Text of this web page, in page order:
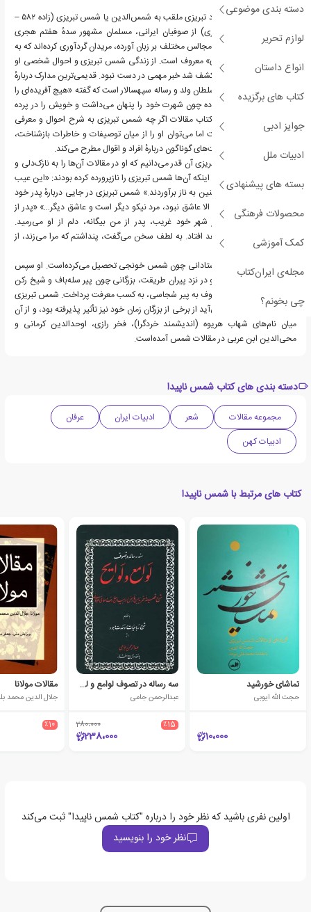
دسته بندی موضوعی
لوازم تحریر
انواع داستان
کتاب های برگزیده
جوایز ادبی
ادبیات ملل
بسته های پیشنهادی
محصولات فرهنگی
کمک آموزشی
مجله‌ی ایران‌کتاب
چی بخونم؟
محمد بن علی بن ملک‌داد تبریزی ملقب به شمس‌الدین یا شمس تبریزی (زاده ۵۸۲ –
درگذشته ۶۴۵ هجری قمری) از صوفیان ایرانی، مسلمان مشهور سدهٔ هفتم هجری
است. سخنان وی را که در مجالس مختلف بر زبان آورده، مریدان گردآوری کرده‌اند که به
نام «مقالات شمس تبریزی» معروف است. از زندگی شمس تبریزی و احوال شخصی او
تا آنگاه که مقالات شمس کشف شد خبر مهمی در دست نبود. قدیمی‌ترین مدارک دربارهٔ
شمس تبریزی، ابتدانامه سلطان ولد و رساله سپهسالار است که گفته «هیچ آفریده‌ای را
بر حال شمس اطلاعی نبوده چون شهرت خود را پنهان می‌داشت و خویش را در پرده
اسرار فرو می‌پیچید». در کتاب مقالات اگر چه شمس تبریزی به شرح احوال و معرفی
پیشینه خود نپرداخته‌است اما می‌توان او را از میان توصیفات و خاطرات بازشناخت،
توصیفاتی که او به مناسبت‌های گوناگون دربارهٔ افراد و اقوال مطرح می‌کند.
دربارهٔ پدر و مادر شمس تبریزی آن قدر می‌دانیم که او در مقالات آن‌ها را به نازک‌دلی و
مهربانی توصیف می‌کند و اینکه آن‌ها شمس تبریزی را نازپرورده کرده بودند: «این عیب
از پدر و مادر بود که مرا چنین به ناز برآوردند.» شمس تبریزی در جایی دربارهٔ پدر خود
می‌گوید: «نیک مرد بود… الا عاشق نبود، مرد نیکو دیگر است و عاشق دیگر…» «پدر از
من خبر نداشت. من در شهر خود غریب، پدر از من بیگانه، دلم از او می‌رمید.
پنداشتمی که بر من خواهد افتاد. به لطف سخن می‌گفت، پنداشتم که مرا می‌زند، از
خانه بیرون می‌کند»
شمس تبریزی در محضر استادانی چون شمس خونجی تحصیل می‌کرده‌است. او سپس
به سیر و سلوک پرداخت و در نزد پیران طریقت، بزرگانی چون پیر سله‌باف و شیخ رکن
الدین محمد سُجاسی معروف به پیر سُجاسی، به کسب معرفت پرداخت. شمس تبریزی
چنان‌که از مقالات او بر می‌آید از برخی از بزرگان زمان خود نیز تأثیر پذیرفته بود، و از آن
میان نام‌های شهاب هریوه (اندیشمند خردگرا)، فخر رازی، اوحدالدین کرمانی و
محی‌الدین ابن عربی در مقالات شمس آمده‌است.
دسته بندی های کتاب شمس ناپیدا
مجموعه مقالات شعر ادبیات ایران
عرفان
ادبیات کهن
کتاب های مرتبط با شمس ناپیدا
تماشای خورشید
حجت الله ایوبی
10،000
سه رساله در تصوف لوامع و لوایح
عبدالرحمن جامی
٪15 280،000
238،000
مقالات مولانا
جلال الدین محمد
٪10
اولین نفری باشید که نظر خود را درباره "کتاب شمس ناپیدا" ثبت می‌کند
نظر خود را بنویسید